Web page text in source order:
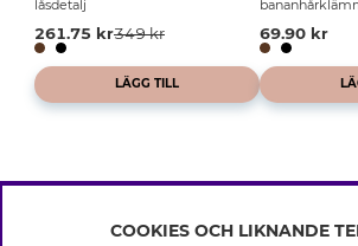
låsdetalj
261.75 kr349 kr
LÄGG TILL
69.90 kr
INFO
COOKIES OCH LIKNANDE